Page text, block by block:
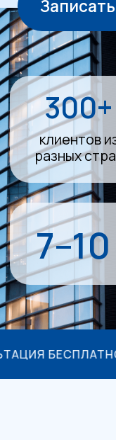
разных стран
7–10 «под
КОНСУЛЬТАЦИЯ